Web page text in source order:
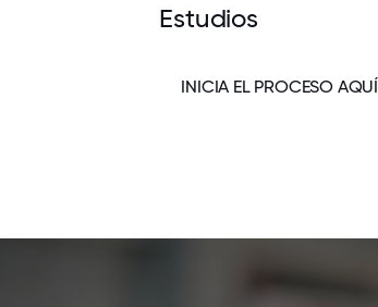
Estudios
INICIA EL PROCESO AQUÍ